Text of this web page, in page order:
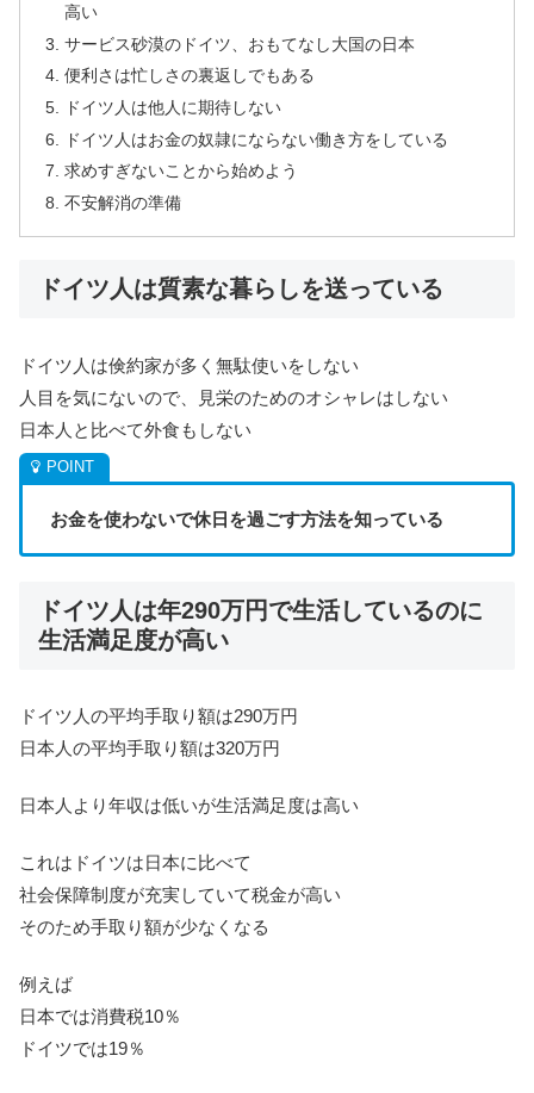
高い
サービス砂漠のドイツ、おもてなし大国の日本
便利さは忙しさの裏返しでもある
ドイツ人は他人に期待しない
ドイツ人はお金の奴隷にならない働き方をしている
求めすぎないことから始めよう
不安解消の準備
ドイツ人は質素な暮らしを送っている
ドイツ人は倹約家が多く無駄使いをしない
人目を気にないので、見栄のためのオシャレはしない
日本人と比べて外食もしない
お金を使わないで休日を過ごす方法を知っている
ドイツ人は年290万円で生活しているのに
生活満足度が高い
ドイツ人の平均手取り額は290万円
日本人の平均手取り額は320万円
日本人より年収は低いが生活満足度は高い
これはドイツは日本に比べて
社会保障制度が充実していて税金が高い
そのため手取り額が少なくなる
例えば
日本では消費税10％
ドイツでは19％